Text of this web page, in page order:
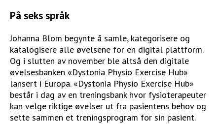
På seks språk
Johanna Blom begynte å samle, kategorisere og
katalogisere alle øvelsene for en digital plattform.
Og i slutten av november ble altså den digitale
øvelsesbanken «Dystonia Physio Exercise Hub»
lansert i Europa. «Dystonia Physio Exercise Hub»
består i dag av en treningsbank hvor fysioterapeuter
kan velge riktige øvelser ut fra pasientens behov og
sette sammen et treningsprogram for sin pasient.